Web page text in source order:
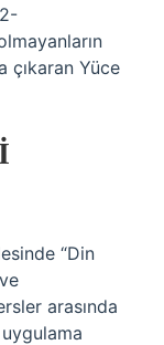
çıkaran Yüce
“Din
arasında